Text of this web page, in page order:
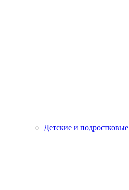
Детские и подростковые